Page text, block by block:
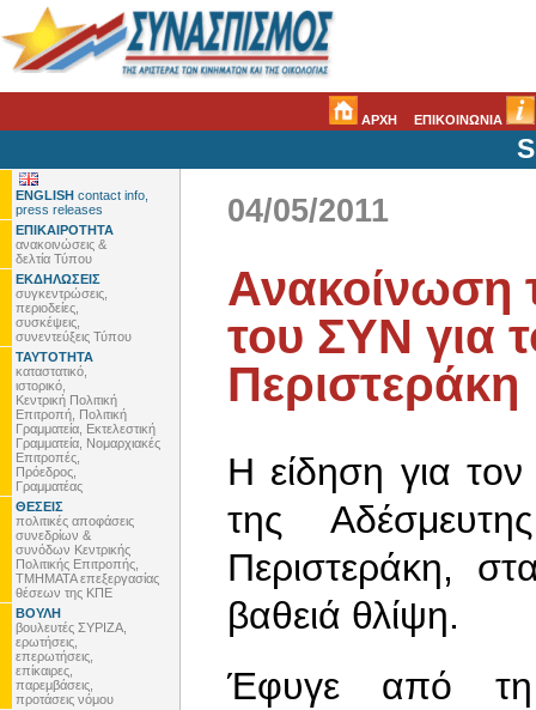
ΑΡΧΗ ΕΠΙΚΟΙΝΩΝΙΑ
ENGLISH contact info,
press releases
ΕΠΙΚΑΙΡΟΤΗΤΑ
ανακοινώσεις &
δελτία Τύπου
ΕΚΔΗΛΩΣΕΙΣ
συγκεντρώσεις,
περιοδείες,
συσκέψεις,
συνεντεύξεις Τύπου
ΤΑΥΤΟΤΗΤΑ
καταστατικό,
ιστορικό,
Κεντρική Πολιτική
Επιτροπή, Πολιτική
Γραμματεία, Εκτελεστική
Γραμματεία, Νομαρχιακές
Επιτροπές,
Πρόεδρος,
Γραμματέας
ΘΕΣΕΙΣ
πολιτικές αποφάσεις
συνεδρίων &
συνόδων Κεντρικής
Πολιτικής Επιτροπής,
ΤΜΗΜΑΤΑ επεξεργασίας
θέσεων της ΚΠΕ
ΒΟΥΛΗ
βουλευτές ΣΥΡΙΖΑ,
ερωτήσεις,
επερωτήσεις,
επίκαιρες,
παρεμβάσεις,
προτάσεις νόμου
04/05/2011
Ανακοίνωση
του ΣΥΝ για
Περιστεράκη
Η είδηση για
της
Περιστεράκη,
βαθειά θλίψη.
Έφυγε από τη